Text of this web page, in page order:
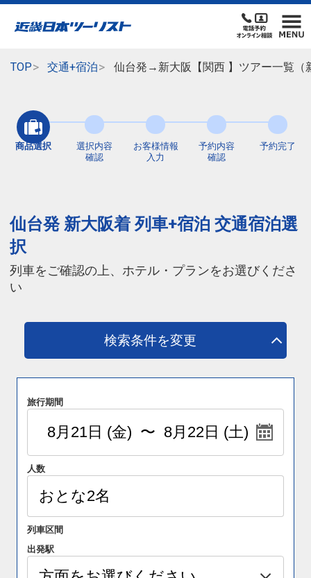
TOP 交通+宿泊 仙台発→新大阪【関西 】ツアー一覧（
商品選択
選択内容
確認
お客様情報
入力
予約内容
確認
予約完了
仙台発 新大阪着 列車+宿泊 交通宿泊選
択
列車をご確認の上、ホテル・プランをお選びくださ
い
検索条件を変更
旅行期間
人数
列車区間
出発駅